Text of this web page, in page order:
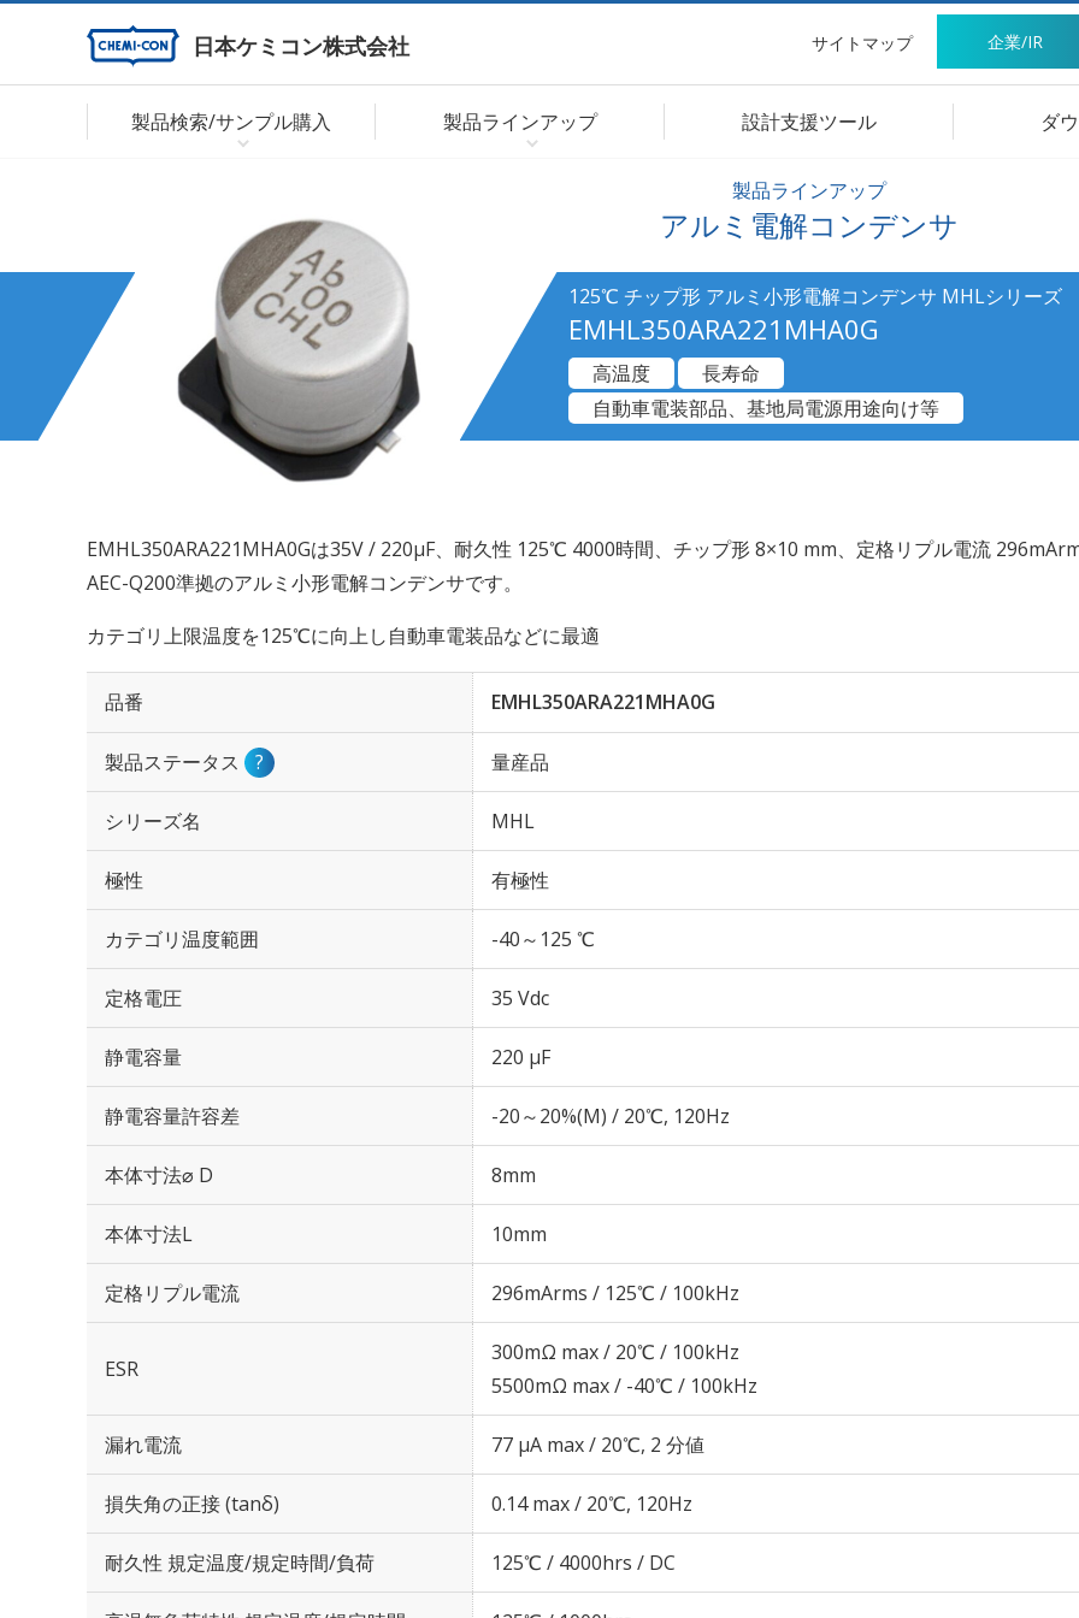
日本ケミコン株式会社 サイトマップ 企業/IR
製品検索/サンプル購入 製品ラインアップ 設計支援ツール ダ
製品ラインアップ
アルミ電解コンデンサ
125℃ チップ形 アルミ小形電解コンデンサ MHLシリーズ
EMHL350ARA221MHA0G
高温度
長寿命
自動車電装部品、基地局電源用途向け等
EMHL350ARA221MHA0Gは35V / 220µF、耐久性 125℃ 4000時間、チップ形 8×10 mm、定格リプル電流
AEC-Q200準拠のアルミ小形電解コンデンサです。
カテゴリ上限温度を125℃に向上し自動車電装品などに最適
品番 EMHL350ARA221MHA0G
製品ステータス ? 量産品
シリーズ名 MHL
極性 有極性
カテゴリ温度範囲 -40～125 ℃
定格電圧 35 Vdc
静電容量 220 µF
静電容量許容差 -20～20%(M) / 20℃, 120Hz
本体寸法⌀ D 8mm
本体寸法L 10mm
定格リプル電流 296mArms / 125℃ / 100kHz
ESR
300mΩ max / 20℃ / 100kHz
5500mΩ max / -40℃ / 100kHz
漏れ電流 77 μA max / 20℃, 2 分値
損失角の正接 (tanδ) 0.14 max / 20℃, 120Hz
耐久性 規定温度/規定時間/負荷 125℃ / 4000hrs / DC